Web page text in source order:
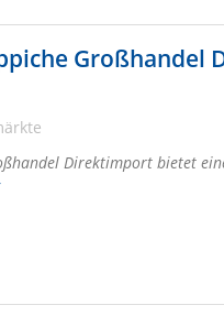
Großhandel
Direktimport bietet